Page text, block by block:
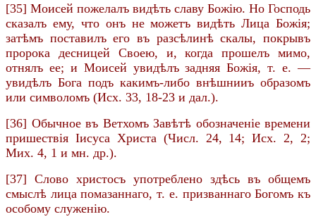
[35] Моисей пожелалъ видѣть славу Божію. Но Господь
сказалъ ему, что онъ не можетъ видѣть Лица Божія;
затѣмъ поставилъ его въ разсѣлинѣ скалы, покрывъ
пророка десницей Своею, и, когда прошелъ мимо,
отнялъ ее; и Моисей увидѣлъ задняя Божія, т. е. —
увидѣлъ Бога подъ какимъ-либо внѣшнииъ образомъ
или символомъ (Исх. 33, 18-23 и дал.).
[36] Обычное въ Ветхомъ Завѣтѣ обозначеніе времени
пришествія Іисуса Христа (Числ. 24, 14; Исх. 2, 2;
Мих. 4, 1 и мн. др.).
[37] Слово христосъ употреблено здѣсь въ общемъ
смыслѣ лица помазаннаго, т. е. призваннаго Богомъ къ
особому служенію.